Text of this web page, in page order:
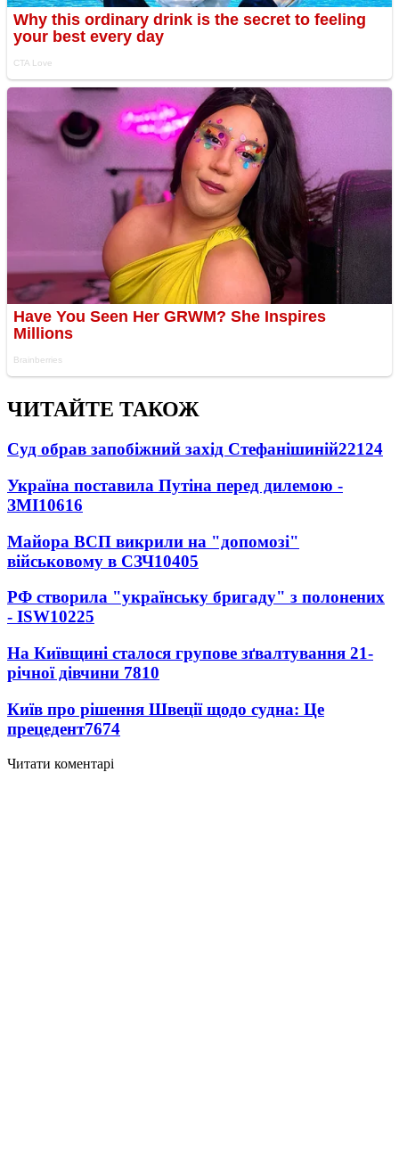
ЧИТАЙТЕ ТАКОЖ
Суд обрав запобіжний захід Стефанішиній22124
Україна поставила Путіна перед дилемою -
ЗМІ10616
Майора ВСП викрили на "допомозі"
військовому в СЗЧ10405
РФ створила "українську бригаду" з полонених
- ISW10225
На Київщині сталося групове зґвалтування 21-
річної дівчини 7810
Київ про рішення Швеції щодо судна: Це
прецедент7674
Читати коментарі